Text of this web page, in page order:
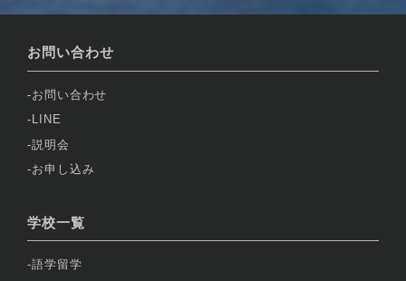
お問い合わせ
お問い合わせ
LINE
説明会
お申し込み
学校一覧
語学留学